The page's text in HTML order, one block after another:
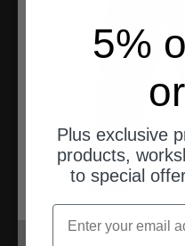
5%
Plus exclusive
products,
to special
Email